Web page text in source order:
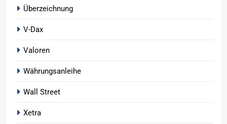
Überzeichnung
V-Dax
Valoren
Währungsanleihe
Wall Street
Xetra